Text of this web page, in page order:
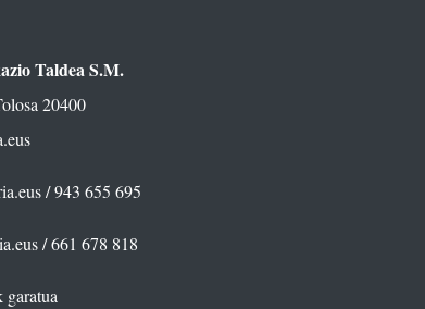
Taldea S.M.
20400
/ 943 655 695
/ 661 678 818
garatua